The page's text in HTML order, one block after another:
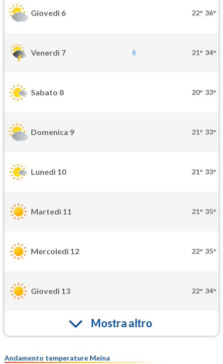
Giovedì 6 22° 36°
Venerdì 7 21° 34°
Sabato 8 20° 33°
Domenica 9 21° 33°
Lunedì 10 21° 33°
Martedì 11 21° 35°
Mercoledì 12 22° 35°
Giovedì 13 22° 34°
Mostra altro
Andamento temperature Meina